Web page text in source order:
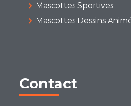
Mascottes Sportives
Mascottes Dessins
Contact